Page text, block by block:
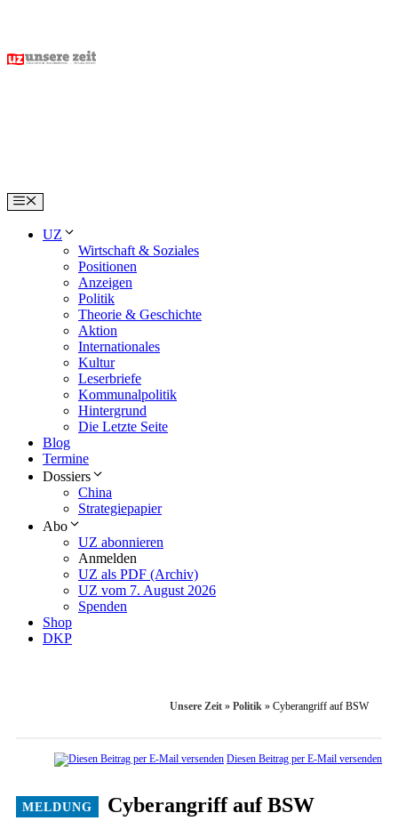
content
Menu
UZ
Wirtschaft & Soziales
Positionen
Anzeigen
Politik
Theorie & Geschichte
Aktion
Internationales
Kultur
Leserbriefe
Kommunalpolitik
Hintergrund
Die Letzte Seite
Blog
Termine
Dossiers
China
Strategiepapier
Abo
UZ abonnieren
Anmelden
UZ als PDF (Archiv)
UZ vom 7. August 2026
Spenden
Shop
DKP
Unsere Zeit » Politik » Cyberangriff auf BSW
Diesen Beitrag per E-Mail versenden
Cyberangriff auf BSW